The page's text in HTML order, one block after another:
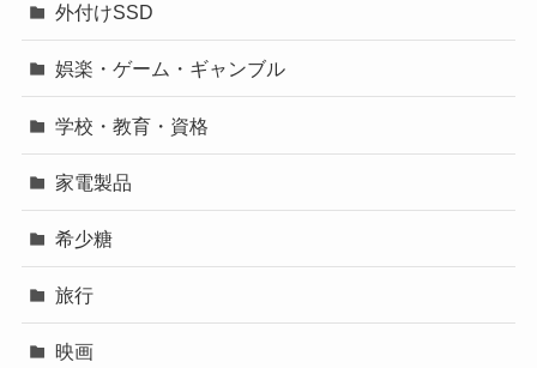
外付けSSD
娯楽・ゲーム・ギャンブル
学校・教育・資格
家電製品
希少糖
旅行
映画